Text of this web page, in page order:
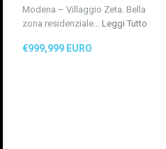
Modena – Villaggio Zeta. Bella
zona residenziale… Leggi Tutto
€999,999 EURO